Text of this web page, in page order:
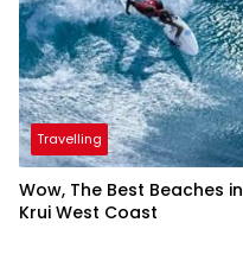
Travelling
Wow, The Best Beaches in
Krui West Coast